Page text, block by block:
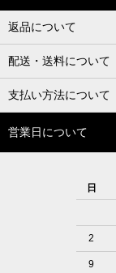
返品について
配送・送料について
支払い方法について
営業日について
日
2
9